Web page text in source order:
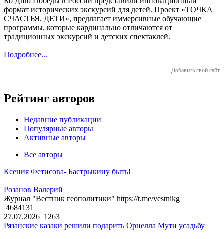
формат исторических экскурсий для детей. Проект «ТОЧКА
СЧАСТЬЯ. ДЕТИ», предлагает иммерсивные обучающие
программы, которые кардинально отличаются от
традиционных экскурсий и детских спектаклей.
Подробнее...
Добавить свой сайт
Рейтинг авторов
Недавние публикации
Популярные авторы
Активные авторы
Все авторы
Ксения Фетисова- Бастрыкину быть!
Розанов Валерий
Журнал "Вестник геополитики" https://t.me/vestnikg
4684131
27.07.2026 1263
Рязанские казаки решили подарить Орнелла Мути усадьбу